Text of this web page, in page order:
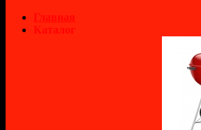
Главная
Каталог